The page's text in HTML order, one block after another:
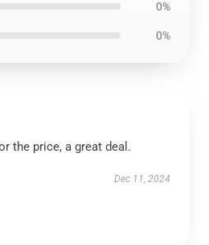
0%
0%
the price, a great deal.
Dec 11, 2024